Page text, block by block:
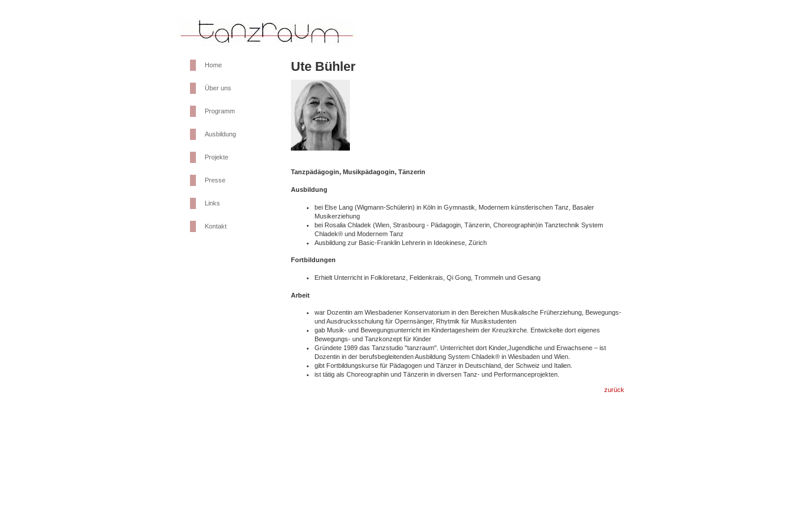
Home
Über uns
Programm
Ausbildung
Projekte
Presse
Links
Kontakt
Ute Bühler
Tanzpädägogin, Musikpädagogin, Tänzerin
Ausbildung
bei Else Lang (Wigmann-Schülerin) in Köln in Gymnastik, Modernem künstlerischen Tanz, Basaler
Musikerziehung
bei Rosalia Chladek (Wien, Strasbourg - Pädagogin, Tänzerin, Choreographin)in Tanztechnik System
Chladek® und Modernem Tanz
Ausbildung zur Basic-Franklin Lehrerin in Ideokinese, Zürich
Fortbildungen
Erhielt Unterricht in Folkloretanz, Feldenkrais, Qi Gong, Trommeln und Gesang
Arbeit
war Dozentin am Wiesbadener Konservatorium in den Bereichen Musikalische Früherziehung, Bewegungs-
und Ausdrucksschulung für Opernsänger, Rhytmik für Musikstudenten
gab Musik- und Bewegungsunterricht im Kindertagesheim der Kreuzkirche. Entwickelte dort eigenes
Bewegungs- und Tanzkonzept für Kinder
Gründete 1989 das Tanzstudio "tanzraum". Unterrichtet dort Kinder,Jugendliche und Erwachsene – ist
Dozentin in der berufsbegleitenden Ausbildung System Chladek® in Wiesbaden und Wien.
gibt Fortbildungskurse für Pädagogen und Tänzer in Deutschland, der Schweiz und Italien.
ist tätig als Choreographin und Tänzerin in diversen Tanz- und Performanceprojekten.
zurück